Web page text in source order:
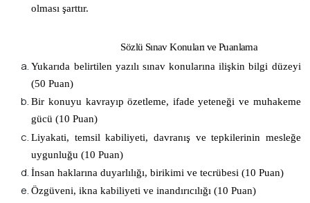
olması şarttır.
Sözlü Sınav Konuları ve Puanlama
Yukarıda belirtilen yazılı sınav konularına ilişkin bilgi düzeyi
(50 Puan)
Bir konuyu kavrayıp özetleme, ifade yeteneği ve muhakeme
gücü (10 Puan)
Liyakati, temsil kabiliyeti, davranış ve tepkilerinin mesleğe
uygunluğu (10 Puan)
İnsan haklarına duyarlılığı, birikimi ve tecrübesi (10 Puan)
Özgüveni, ikna kabiliyeti ve inandırıcılığı (10 Puan)